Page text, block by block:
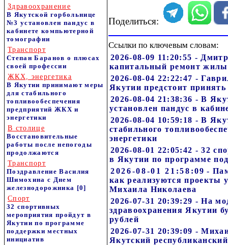
Здравоохранение
В Якутской горбольнице
№3 установлен пандус в
кабинете компьютерной
томографии
Транспорт
Степан Баранов о плюсах
своей профессии
ЖКХ, энергетика
В Якутии принимают меры
для стабильного
топливообеспечения
предприятий ЖКХ и
энергетики
В столице
Восстановительные
работы после непогоды
продолжаются
Транспорт
Поздравление Василия
Шимохина с Днем
железнодорожника [0]
Спорт
32 спортивных
мероприятия пройдут в
Якутии по программе
поддержки местных
инициатив
Поделиться:
Ссылки по ключевым словам:
2026-08-09 11:20:55 -
капитальный ремонт
2026-08-04 22:22:47 -
Якутии предстоит
2026-08-04 21:38:36 - В
установлен пандус в
2026-08-04 10:59:18 - В
стабильного
энергетики
2026-08-01 22:05:42 - 32
в Якутии по программе
2026-08-01 21:58:09 -
как реализуются проекты
Михаила Николаева
2026-07-31 20:39:29 - На
здравоохранения Якутии
рублей
2026-07-31 20:39:09 -
Якутский